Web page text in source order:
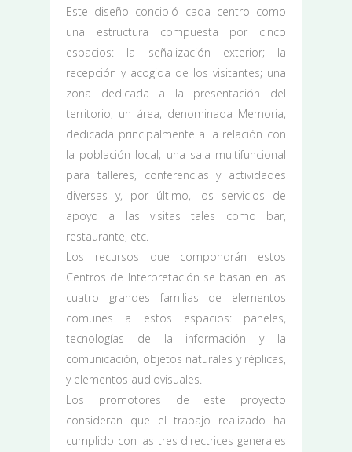
Este diseño concibió cada centro como
una estructura compuesta por cinco
espacios: la señalización exterior; la
recepción y acogida de los visitantes; una
zona dedicada a la presentación del
territorio; un área, denominada Memoria,
dedicada principalmente a la relación con
la población local; una sala multifuncional
para talleres, conferencias y actividades
diversas y, por último, los servicios de
apoyo a las visitas tales como bar,
restaurante, etc.
Los recursos que compondrán estos
Centros de Interpretación se basan en las
cuatro grandes familias de elementos
comunes a estos espacios: paneles,
tecnologías de la información y la
comunicación, objetos naturales y réplicas,
y elementos audiovisuales.
Los promotores de este proyecto
consideran que el trabajo realizado ha
cumplido con las tres directrices generales